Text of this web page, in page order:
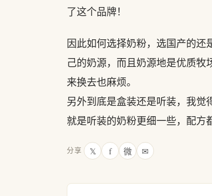
了这个品牌！
因此如何选择奶粉，选国产的还
己的奶源，而且奶源地是优质
来换去也麻烦。
另外到底是盒装还是听装，我觉
就是听装的奶粉更细一些，配
分享 𝕏 f 微 ✉